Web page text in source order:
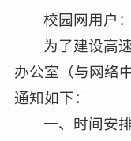
校园网用户：
为了建设高
办公室（与网络
通知如下：
一、时间安